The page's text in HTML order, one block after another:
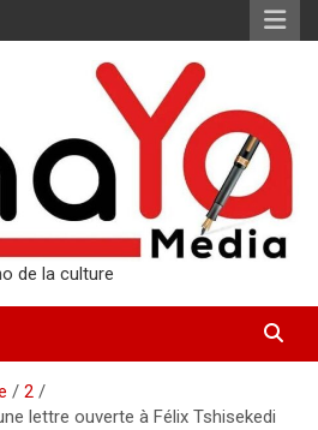
de la culture
2
lettre ouverte à Félix Tshisekedi